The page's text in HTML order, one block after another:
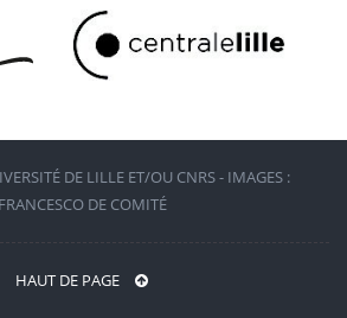
DE LILLE ET/OU CNRS - IMAGES :
FRANCESCO DE COMITÉ
HAUT DE PAGE